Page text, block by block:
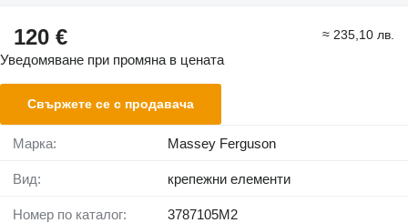
120 € ≈ 235,10 лв.
Уведомяване при промяна в цената
Свържете се с продавача
Марка: Massey Ferguson
Вид: крепежни елементи
Номер по каталог: 3787105M2